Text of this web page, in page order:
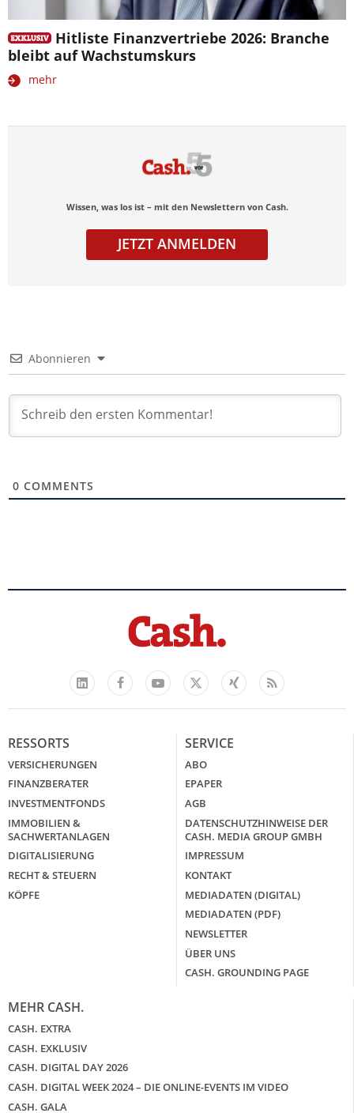
Hitliste Finanzvertriebe 2026: Branche
bleibt auf Wachstumskurs
mehr
Wissen, was los ist – mit den Newslettern von Cash.
JETZT ANMELDEN
Abonnieren
0 COMMENTS
LinkedIn
FacebookYouTube
X
Xing Feed
RESSORTS
VERSICHERUNGEN
FINANZBERATER
INVESTMENTFONDS
IMMOBILIEN &
SACHWERTANLAGEN
DIGITALISIERUNG
RECHT & STEUERN
KÖPFE
SERVICE
ABO
EPAPER
AGB
DATENSCHUTZHINWEISE DER
CASH. MEDIA GROUP GMBH
IMPRESSUM
KONTAKT
MEDIADATEN (DIGITAL)
MEDIADATEN (PDF)
NEWSLETTER
ÜBER UNS
CASH. GROUNDING PAGE
MEHR CASH.
CASH. EXTRA
CASH. EXKLUSIV
CASH. DIGITAL DAY 2026
CASH. DIGITAL WEEK 2024 – DIE ONLINE-EVENTS IM VIDEO
CASH. GALA